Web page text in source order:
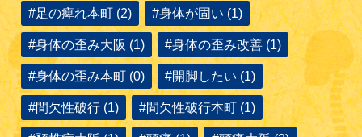
#足の痺れ本町 (2) #身体が固い (1)
#身体の歪み大阪 (1) #身体の歪み改善 (1)
#身体の歪み本町 (0) #開脚したい (1)
#間欠性破行 (1) #間欠性破行本町 (1)